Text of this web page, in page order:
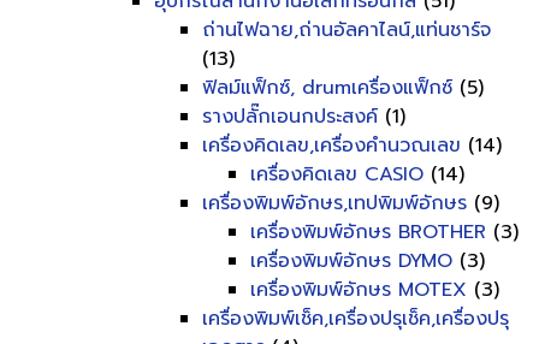
ถ่านไฟฉาย,ถ่านอัลคาไลน์,แท่นชาร์จ
(13)
ฟิลม์แฟ็กซ์, drumเครื่องแฟ็กซ์ (5)
รางปลั๊กเอนกประสงค์ (1)
เครื่องคิดเลข,เครื่องคำนวณเลข (14)
เครื่องคิดเลข CASIO (14)
เครื่องพิมพ์อักษร,เทปพิมพ์อักษร (9)
เครื่องพิมพ์อักษร BROTHER (3)
เครื่องพิมพ์อักษร DYMO (3)
เครื่องพิมพ์อักษร MOTEX (3)
เครื่องพิมพ์เช็ค,เครื่องปรุเช็ค,เครื่องปรุ